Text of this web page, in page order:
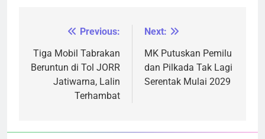
Navigasi
pos
Previous:
Tiga Mobil Tabrakan
Beruntun di Tol JORR
Jatiwarna, Lalin
Terhambat
Next:
MK Putuskan Pemilu
dan Pilkada Tak Lagi
Serentak Mulai 2029